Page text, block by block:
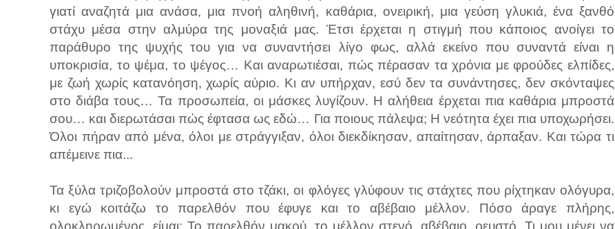
γιατί αναζητά μια ανάσα, μια πνοή αληθινή, καθάρια, ονειρική, μια γεύση γλυκιά, ένα ξανθό
στάχυ μέσα στην αλμύρα της μοναξιά μας. Έτσι έρχεται η στιγμή που κάποιος ανοίγει το
παράθυρο της ψυχής του για να συναντήσει λίγο φως, αλλά εκείνο που συναντά είναι η
υποκρισία, το ψέμα, το ψέγος… Και αναρωτιέσαι, πώς πέρασαν τα χρόνια με φρούδες ελπίδες,
με ζωή χωρίς κατανόηση, χωρίς αύριο. Κι αν υπήρχαν, εσύ δεν τα συνάντησες, δεν σκόνταψες
στο διάβα τους… Τα προσωπεία, οι μάσκες λυγίζουν. Η αλήθεια έρχεται πια καθάρια μπροστά
σου… και διερωτάσαι πώς έφτασα ως εδώ… Για ποιους πάλεψα; Η νεότητα έχει πια υποχωρήσει.
Όλοι πήραν από μένα, όλοι με στράγγιξαν, όλοι διεκδίκησαν, απαίτησαν, άρπαξαν. Και τώρα τι
απέμεινε πια...
Τα ξύλα τριζοβολούν μπροστά στο τζάκι, οι φλόγες γλύφουν τις στάχτες που ρίχτηκαν ολόγυρα,
κι εγώ κοιτάζω το παρελθόν που έφυγε και το αβέβαιο μέλλον. Πόσο άραγε πλήρης,
ολοκληρωμένος, είμαι; Το παρελθόν μακρύ, το μέλλον στενό, αβέβαιο, ρευστό. Τι μου μένει να